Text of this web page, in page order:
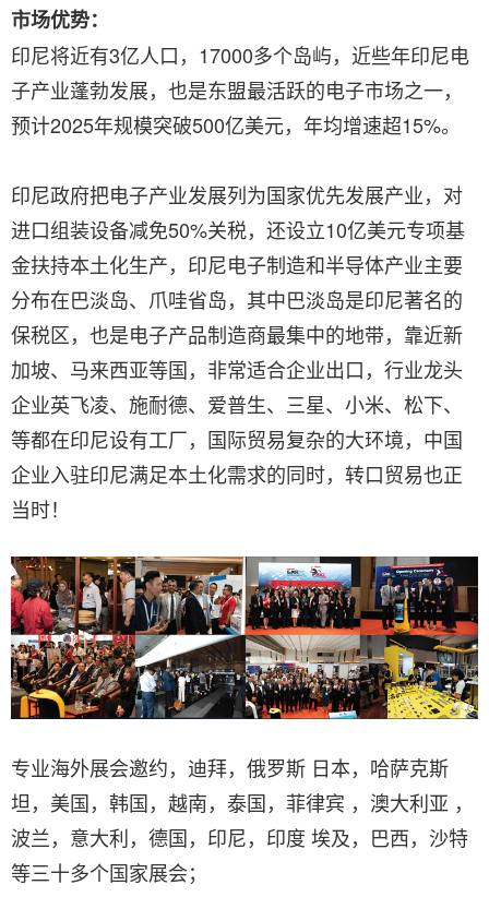
市场优势：
印尼将近有3亿人口，17000多个岛屿，近些年印尼电
子产业蓬勃发展，也是东盟最活跃的电子市场之一，
预计2025年规模突破500亿美元，年均增速超15%。
印尼政府把电子产业发展列为国家优先发展产业，对
进口组装设备减免50%关税，还设立10亿美元专项基
金扶持本土化生产，印尼电子制造和半导体产业主要
分布在巴淡岛、爪哇省岛，其中巴淡岛是印尼著名的
保税区，也是电子产品制造商最集中的地带，靠近新
加坡、马来西亚等国，非常适合企业出口，行业龙头
企业英飞凌、施耐德、爱普生、三星、小米、松下、
等都在印尼设有工厂，国际贸易复杂的大环境，中国
企业入驻印尼满足本土化需求的同时，转口贸易也正
当时！
专业海外展会邀约，迪拜，俄罗斯 日本，哈萨克斯
坦，美国，韩国，越南，泰国，菲律宾 ，澳大利亚 ，
波兰，意大利，德国，印尼，印度 埃及，巴西，沙特
等三十多个国家展会；